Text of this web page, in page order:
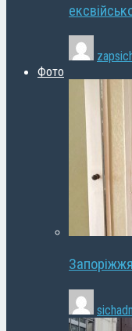
Фото